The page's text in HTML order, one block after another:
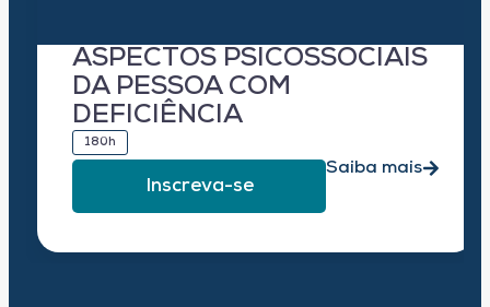
ASPECTOS PSICOSSOCIAIS
DA PESSOA COM
DEFICIÊNCIA
180h
Inscreva-se
Saiba mais